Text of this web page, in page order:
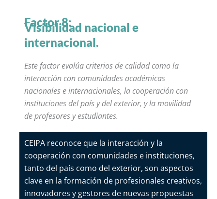
Factor 8:
Visibilidad nacional e
internacional.
Este factor evalúa criterios de calidad como la
interacción con comunidades académicas
nacionales e internacionales, la cooperación con
instituciones del país y del exterior, y la movilidad
de profesores y estudiantes.
CEIPA reconoce que la interacción y la
cooperación con comunidades e instituciones,
tanto del país como del exterior, son aspectos
clave en la formación de profesionales creativos,
innovadores y gestores de nuevas propuestas